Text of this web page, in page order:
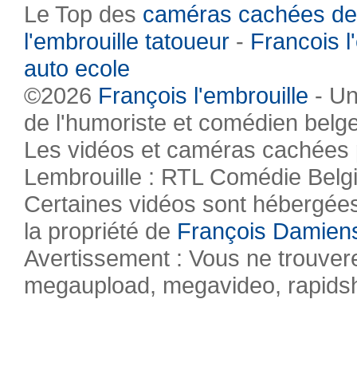
Le Top des caméras cachées
l'embrouille tatoueur - Francois
auto ecole
©2026 François l'embrouille -
de l'humoriste et comédien
Les vidéos et caméras
Lembrouille : RTL Comédie
Certaines vidéos sont
la propriété de François
Avertissement : Vous ne
megaupload, megavideo,